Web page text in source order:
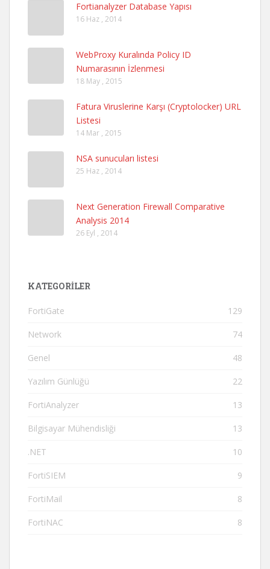
Fortianalyzer Database Yapısı
16 Haz , 2014
WebProxy Kuralında Policy ID
Numarasının İzlenmesi
18 May , 2015
Fatura Viruslerine Karşı (Cryptolocker) URL
Listesi
14 Mar , 2015
NSA sunucuları listesi
25 Haz , 2014
Next Generation Firewall Comparative
Analysis 2014
26 Eyl , 2014
KATEGORILER
FortiGate 129
Network 74
Genel 48
Yazılım Günlüğü 22
FortiAnalyzer 13
Bilgisayar Mühendisliği 13
.NET 10
FortiSIEM 9
FortiMail 8
FortiNAC 8